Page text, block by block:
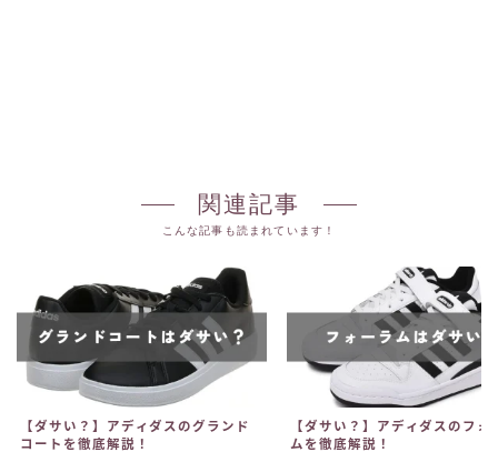
関連記事
こんな記事も読まれています！
【ダサい？】アディダスのグランド
コートを徹底解説！
【ダサい？】アディダスのフォ
ムを徹底解説！